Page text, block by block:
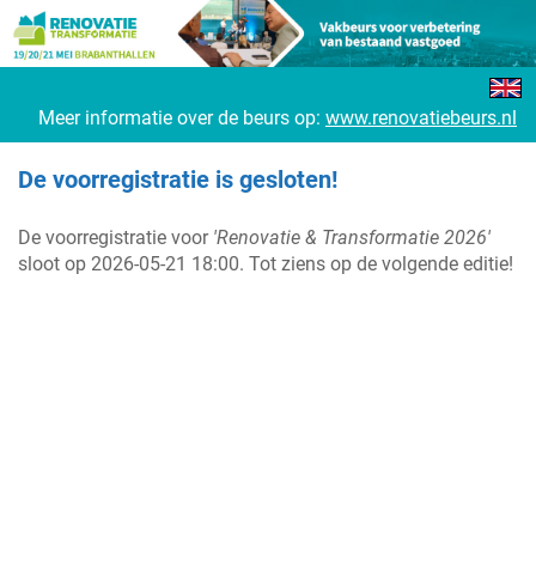
Meer informatie over de beurs op: www.renovatiebeurs.nl
De voorregistratie is gesloten!
De voorregistratie voor 'Renovatie & Transformatie 2026'
sloot op 2026-05-21 18:00. Tot ziens op de volgende editie!